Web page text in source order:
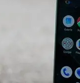
Длинных